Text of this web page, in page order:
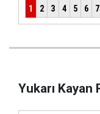
Yukarı Kayan